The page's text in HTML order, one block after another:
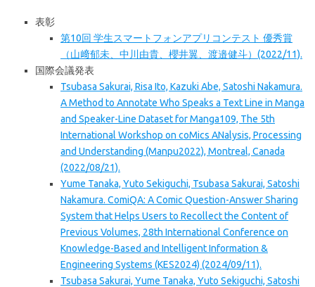
表彰
第10回 学生スマートフォンアプリコンテスト 優秀賞
（山﨑郁未、中川由貴、櫻井翼、渡邉健斗）(2022/11).
国際会議発表
Tsubasa Sakurai, Risa Ito, Kazuki Abe, Satoshi Nakamura.
A Method to Annotate Who Speaks a Text Line in Manga
and Speaker-Line Dataset for Manga109, The 5th
International Workshop on coMics ANalysis, Processing
and Understanding (Manpu2022), Montreal, Canada
(2022/08/21).
Yume Tanaka, Yuto Sekiguchi, Tsubasa Sakurai, Satoshi
Nakamura. ComiQA: A Comic Question-Answer Sharing
System that Helps Users to Recollect the Content of
Previous Volumes, 28th International Conference on
Knowledge-Based and Intelligent Information &
Engineering Systems (KES2024) (2024/09/11).
Tsubasa Sakurai, Yume Tanaka, Yuto Sekiguchi, Satoshi